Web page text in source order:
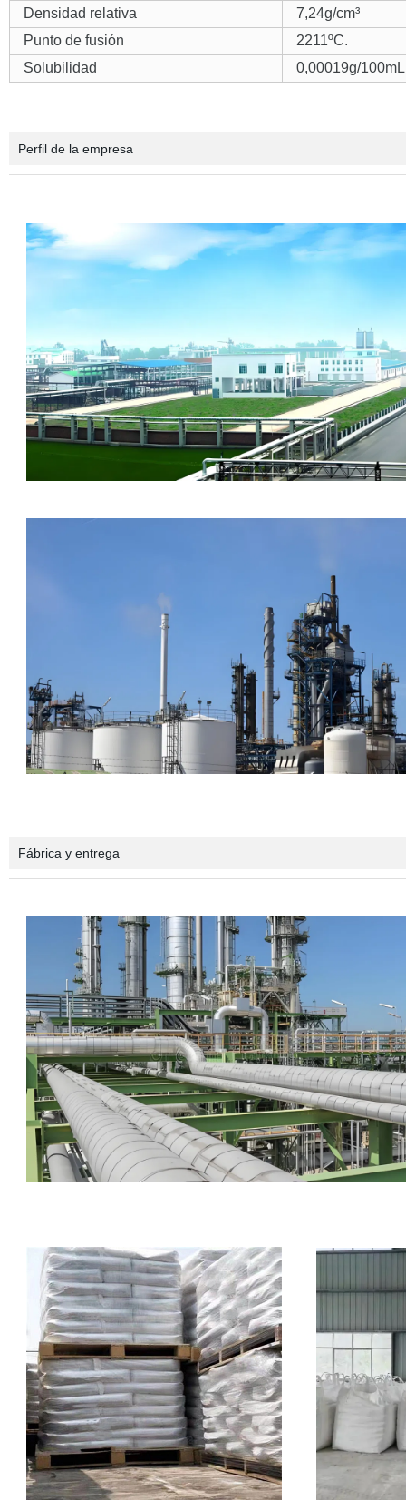
Densidad relativa
7,24g/cm³
Punto de fusión
2211ºC.
Solubilidad
0,00019g/
Perfil de la empresa
Fábrica y entrega